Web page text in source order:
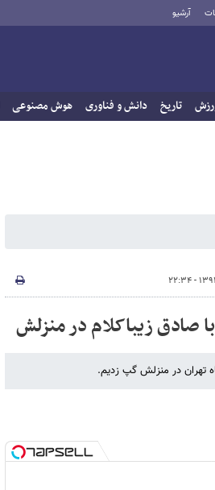
آرشیو
تاریخ دانش و فناوری هوش مصنوعی
صادق زیباکلام در منزلش
تهران در منزلش گپ زدیم.